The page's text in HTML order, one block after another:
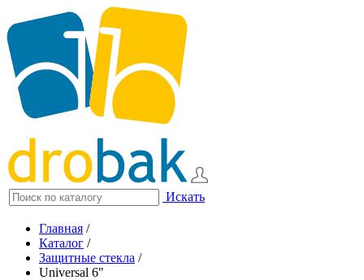
Искать
Главная /
Каталог /
Защитные стекла /
Universal 6"